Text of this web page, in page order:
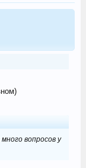
вопросов у